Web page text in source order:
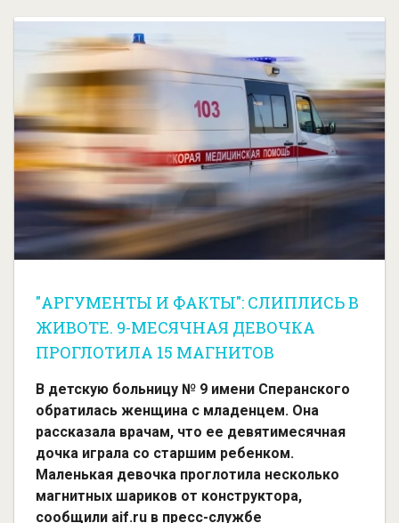
"АРГУМЕНТЫ И ФАКТЫ": СЛИПЛИСЬ В
ЖИВОТЕ. 9-МЕСЯЧНАЯ ДЕВОЧКА
ПРОГЛОТИЛА 15 МАГНИТОВ
В детскую больницу № 9 имени Сперанского
обратилась женщина с младенцем. Она
рассказала врачам, что ее девятимесячная
дочка играла со старшим ребенком.
Маленькая девочка проглотила несколько
магнитных шариков от конструктора,
сообщили aif.ru в пресс-службе